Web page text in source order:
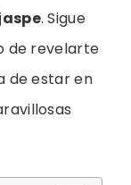
. Sigue
de revelarte
de estar en